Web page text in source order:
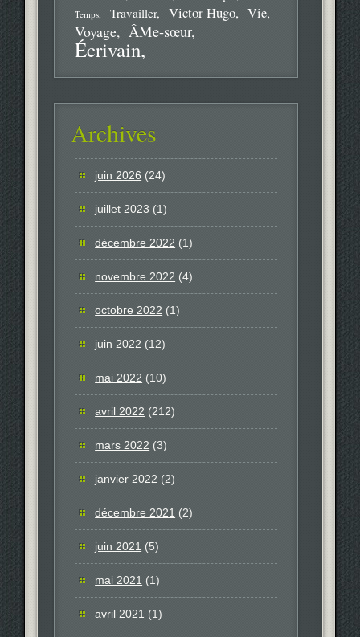
Temps Travailler Victor Hugo Vie
Voyage ÂMe-sœur
Écrivain
Archives
juin 2026 (24)
juillet 2023 (1)
décembre 2022 (1)
novembre 2022 (4)
octobre 2022 (1)
juin 2022 (12)
mai 2022 (10)
avril 2022 (212)
mars 2022 (3)
janvier 2022 (2)
décembre 2021 (2)
juin 2021 (5)
mai 2021 (1)
avril 2021 (1)